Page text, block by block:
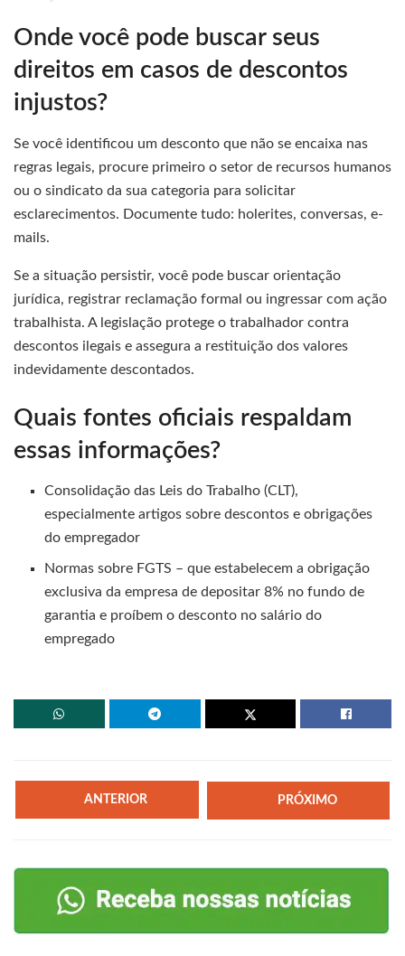
Onde você pode buscar seus
direitos em casos de descontos
injustos?
Se você identificou um desconto que não se encaixa nas
regras legais, procure primeiro o setor de recursos humanos
ou o sindicato da sua categoria para solicitar
esclarecimentos. Documente tudo: holerites, conversas, e-
mails.
Se a situação persistir, você pode buscar orientação
jurídica, registrar reclamação formal ou ingressar com ação
trabalhista. A legislação protege o trabalhador contra
descontos ilegais e assegura a restituição dos valores
indevidamente descontados.
Quais fontes oficiais respaldam
essas informações?
Consolidação das Leis do Trabalho (CLT),
especialmente artigos sobre descontos e obrigações
do empregador
Normas sobre FGTS – que estabelecem a obrigação
exclusiva da empresa de depositar 8% no fundo de
garantia e proíbem o desconto no salário do
empregado
ANTERIOR PRÓXIMO